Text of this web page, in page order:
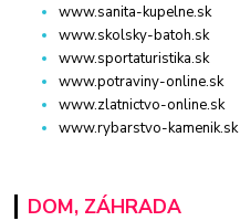
www.sanita-kupelne.sk
www.skolsky-batoh.sk
www.sportaturistika.sk
www.potraviny-online.sk
www.zlatnictvo-online.sk
www.rybarstvo-kamenik.sk
DOM, ZÁHRADA